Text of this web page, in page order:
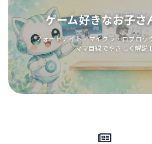
ゲーム好きなお子さ
フォートナイト・マイクラ・ロブロッ
ママ目線でやさしく解説